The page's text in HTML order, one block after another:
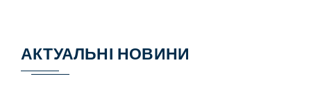
АКТУАЛЬНІ НОВИНИ